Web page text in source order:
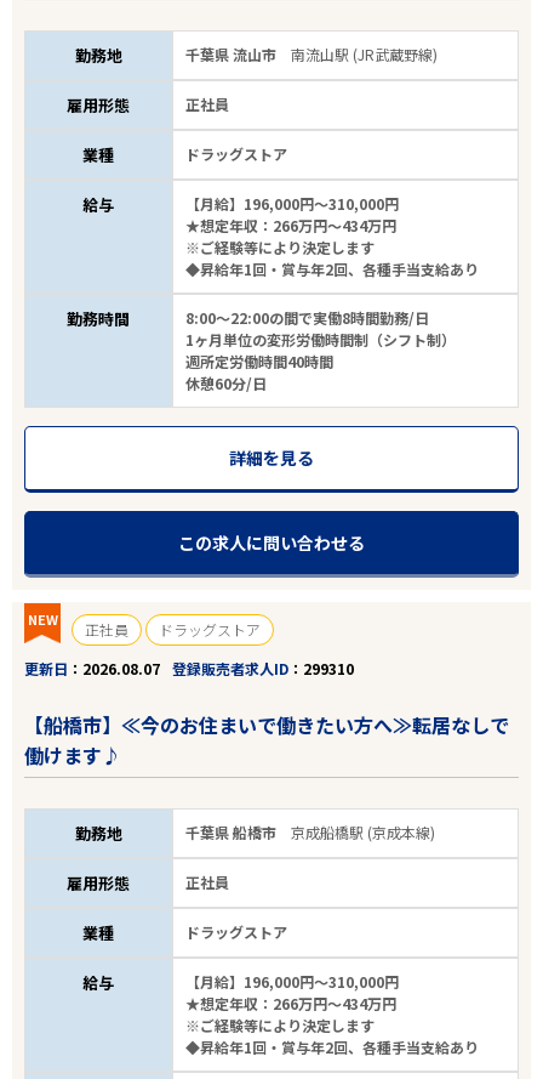
勤務地 千葉県 流山市南流山駅 (JR武蔵野線)
雇用形態 正社員
業種 ドラッグストア
給与
【月給】196,000円～310,000円
★想定年収：266万円～434万円
※ご経験等により決定します
◆昇給年1回・賞与年2回、各種手当支給あり
勤務時間
8:00～22:00の間で実働8時間勤務/日
1ヶ月単位の変形労働時間制（シフト制）
週所定労働時間40時間
休憩60分/日
詳細を見る
この求人に問い合わせる
NEW 正社員
ドラッグストア
更新日
2026.08.07 登録販売者求人ID 299310
【船橋市】≪今のお住まいで働きたい方へ≫転居なしで
働けます♪
勤務地 千葉県 船橋市京成船橋駅 (京成本線)
雇用形態 正社員
業種 ドラッグストア
給与
【月給】196,000円～310,000円
★想定年収：266万円～434万円
※ご経験等により決定します
◆昇給年1回・賞与年2回、各種手当支給あり